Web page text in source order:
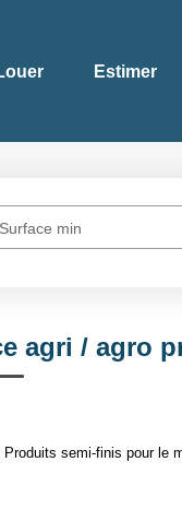
Estimer
Surface min
agri / agro
semi-finis pour le